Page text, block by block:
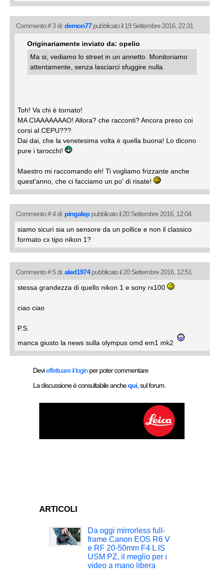
Commento # 3 di:demon77pubblicato il 19 Settembre 2016, 22:31
Originariamente inviato da: opelio
Ma si, vediamo lo street in un annetto. Monitoriamo
attentamente, senza lasciarci sfuggire nulla.
Toh! Va chi è tornato!
MA CIAAAAAAAO! Allora? che racconti? Ancora preso coi
corsi al CEPU???
Dai dai, che la venetesima volta è quella buona! Lo dicono
pure i tarocchi!
Maestro mi raccomando eh! Ti vogliamo frizzante anche
quest'anno, che ci facciamo un po' di risate!
Commento # 4 di: pingalep pubblicato il 20 Settembre 2016, 12:04
siamo sicuri sia un sensore da un pollice e non il classico
formato cx tipo nikon 1?
Commento # 5 di:aled1974pubblicato il 20 Settembre 2016, 12:51
stessa grandezza di quello nikon 1 e sony rx100
ciao ciao
P.S.
manca giusto la news sulla olympus omd em1 mk2
Devieffettuare il login per poter commentare
La discussione è consultabile anchequi, sul forum.
ARTICOLI
Da oggi mirrorless full-
frame Canon EOS R6 V
e RF 20-50mm F4 L IS
USM PZ, il meglio per i
video a mano libera